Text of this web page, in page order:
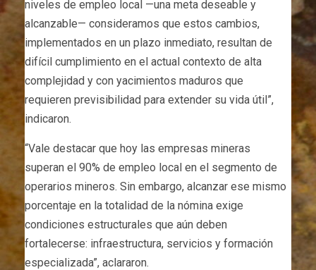
niveles de empleo local —una meta deseable y
alcanzable— consideramos que estos cambios,
implementados en un plazo inmediato, resultan de
difícil cumplimiento en el actual contexto de alta
complejidad y con yacimientos maduros que
requieren previsibilidad para extender su vida útil”,
indicaron.
“Vale destacar que hoy las empresas mineras
superan el 90% de empleo local en el segmento de
operarios mineros. Sin embargo, alcanzar ese mismo
porcentaje en la totalidad de la nómina exige
condiciones estructurales que aún deben
fortalecerse: infraestructura, servicios y formación
especializada”, aclararon.